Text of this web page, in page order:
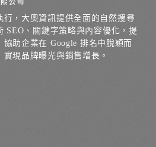
行，大奧資訊提供全面的自然搜尋
SEO、關鍵字策略與內容優化，提
助企業在 Google 排名中脫穎而
現品牌曝光與銷售增長。